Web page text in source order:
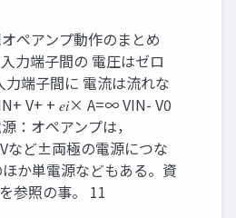
ペアンプ動作のまとめ
力端子間の 電圧はゼロ
端子間に 電流は流れな
V+ + 𝑒𝑖× A=∞ VIN- V0
：オペアンプは，
など±両極の電源につな
か単電源などもある。資
参照の事。 11